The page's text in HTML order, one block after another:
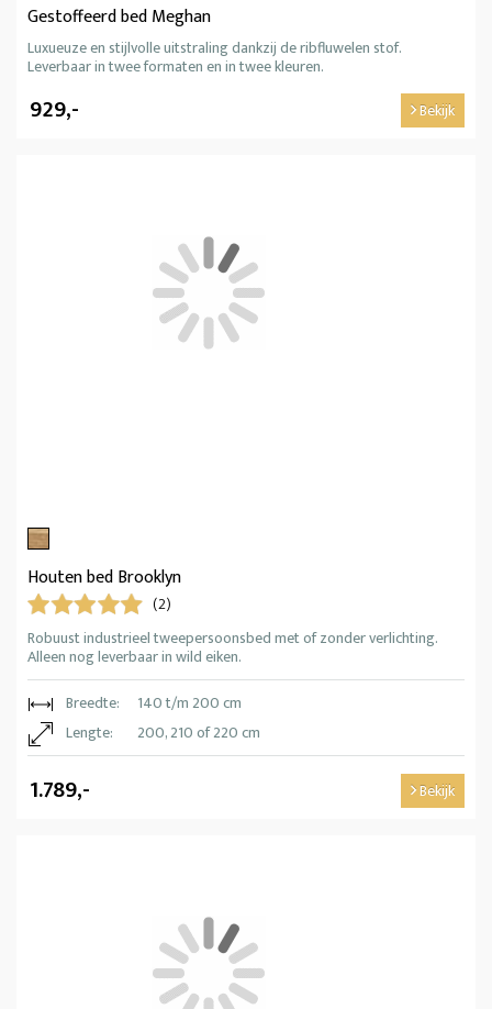
Gestoffeerd bed Meghan
Luxueuze en stijlvolle uitstraling dankzij de ribfluwelen stof.
Leverbaar in twee formaten en in twee kleuren.
929,- Bekijk
Houten bed Brooklyn
(2)
Robuust industrieel tweepersoonsbed met of zonder verlichting.
Alleen nog leverbaar in wild eiken.
Breedte:
140 t/m 200 cm
Lengte:
200, 210 of 220 cm
1.789,- Bekijk